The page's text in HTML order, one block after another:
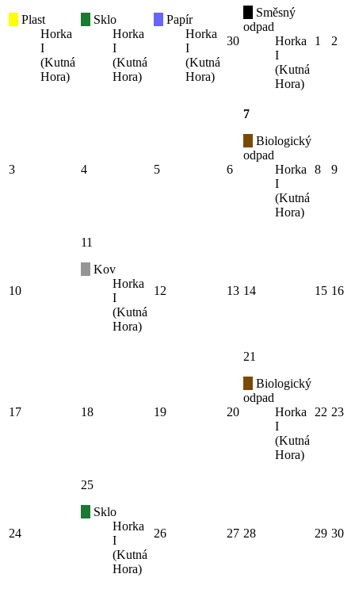
Plast
Horka
I
(Kutná
Hora)
Sklo
Horka
I
(Kutná
Hora)
Papír
Horka
I
(Kutná
Hora)
30
Směsný
odpad
Horka
I
(Kutná
Hora)
1 2
3 4 5 6
7
Biologický
odpad
Horka
I
(Kutná
Hora)
8 9
10
11
Kov
Horka
I
(Kutná
Hora)
12 13 14 15 16
17 18 19 20
21
Biologický
odpad
Horka
I
(Kutná
Hora)
22 23
24
25
Sklo
Horka
I
(Kutná
Hora)
26 27 28 29 30